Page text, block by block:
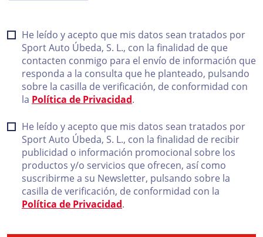
He leído y acepto que mis datos sean tratados por
Sport Auto Úbeda, S. L., con la finalidad de que
contacten conmigo para el envío de información que
responda a la consulta que he planteado, pulsando
sobre la casilla de verificación, de conformidad con
la Política de Privacidad.
He leído y acepto que mis datos sean tratados por
Sport Auto Úbeda, S. L., con la finalidad de recibir
publicidad o información promocional sobre los
productos y/o servicios que ofrecen, así como
suscribirme a su Newsletter, pulsando sobre la
casilla de verificación, de conformidad con la
Política de Privacidad.